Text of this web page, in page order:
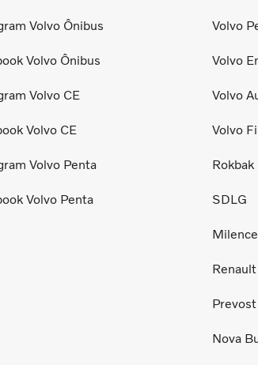
Volvo Ônibus
Volvo Ônibus
Volvo CE
Volvo CE
Volvo Penta
Volvo Penta
Volvo
Volvo
Volvo
Volvo
Rokbak
SDLG
Milence
Prevost
Nova